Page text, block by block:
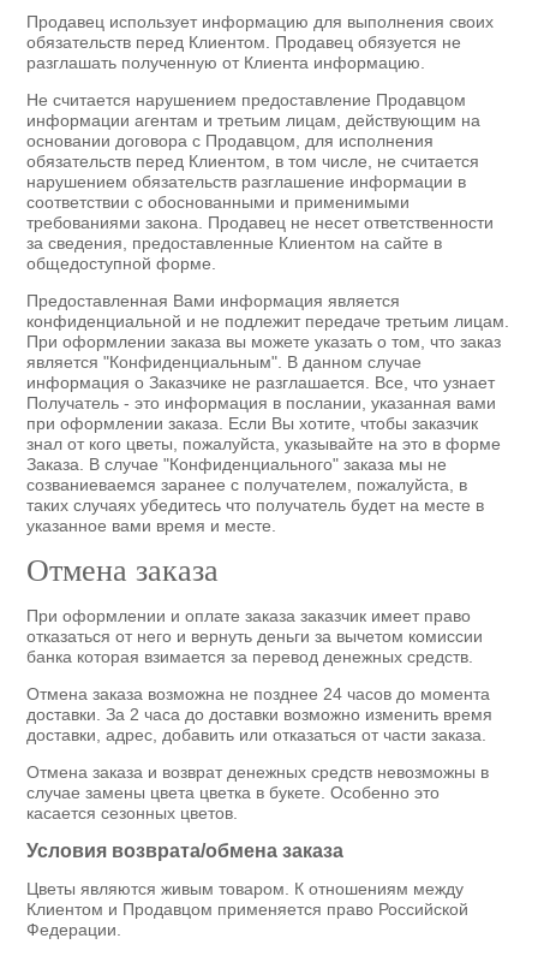
Продавец использует информацию для выполнения своих
обязательств перед Клиентом. Продавец обязуется не
разглашать полученную от Клиента информацию.
Не считается нарушением предоставление Продавцом
информации агентам и третьим лицам, действующим на
основании договора с Продавцом, для исполнения
обязательств перед Клиентом, в том числе, не считается
нарушением обязательств разглашение информации в
соответствии с обоснованными и применимыми
требованиями закона. Продавец не несет ответственности
за сведения, предоставленные Клиентом на сайте в
общедоступной форме.
Предоставленная Вами информация является
конфиденциальной и не подлежит передаче третьим лицам.
При оформлении заказа вы можете указать о том, что заказ
является "Конфиденциальным". В данном случае
информация о Заказчике не разглашается. Все, что узнает
Получатель - это информация в послании, указанная вами
при оформлении заказа. Если Вы хотите, чтобы заказчик
знал от кого цветы, пожалуйста, указывайте на это в форме
Заказа. В случае "Конфиденциального" заказа мы не
созваниеваемся заранее с получателем, пожалуйста, в
таких случаях убедитесь что получатель будет на месте в
указанное вами время и месте.
Отмена заказа
При оформлении и оплате заказа заказчик имеет право
отказаться от него и вернуть деньги за вычетом комиссии
банка которая взимается за перевод денежных средств.
Отмена заказа возможна не позднее 24 часов до момента
доставки. За 2 часа до доставки возможно изменить время
доставки, адрес, добавить или отказаться от части заказа.
Отмена заказа и возврат денежных средств невозможны в
случае замены цвета цветка в букете. Особенно это
касается сезонных цветов.
Условия возврата/обмена заказа
Цветы являются живым товаром. К отношениям между
Клиентом и Продавцом применяется право Российской
Федерации.